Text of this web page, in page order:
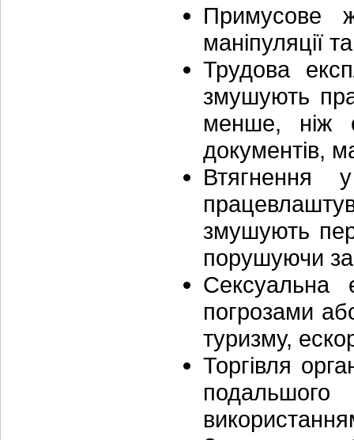
Примусове
маніпуляції
Трудова
змушують
менше, ніж
документів,
Втягнення
змушують
порушуючи
погрозами
туризму,
Торгівля